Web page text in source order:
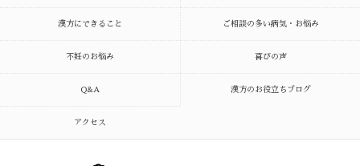
漢方にできること ご相談の多い病気・お悩み
不妊のお悩み 喜びの声
Q&A 漢方のお役立ちブログ
アクセス